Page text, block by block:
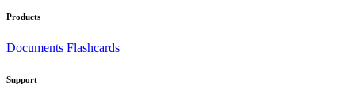
Products
Documents Flashcards
Support